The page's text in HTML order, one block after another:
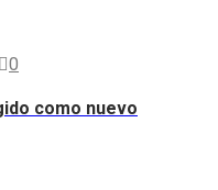
0
como nuevo